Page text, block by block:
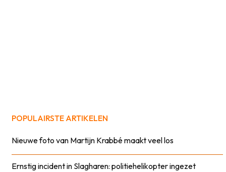
POPULAIRSTE ARTIKELEN
Nieuwe foto van Martijn Krabbé maakt veel los
Ernstig incident in Slagharen: politiehelikopter ingezet